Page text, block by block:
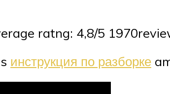
ratng: 4,8/5
инструкция по разборке